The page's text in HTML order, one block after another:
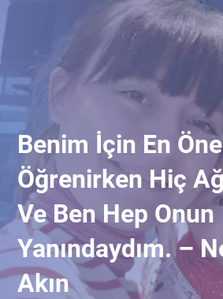
Benim İçin En
Öğrenirken Hiç
Ve Ben Hep Onun
Yanındaydım. –
Akın